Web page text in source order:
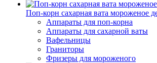
Поп-корн сахарная вата мороженое
Аппараты для поп-корна
Аппараты для сахарной ваты
Вафельницы
Граниторы
Фризеры для мороженого